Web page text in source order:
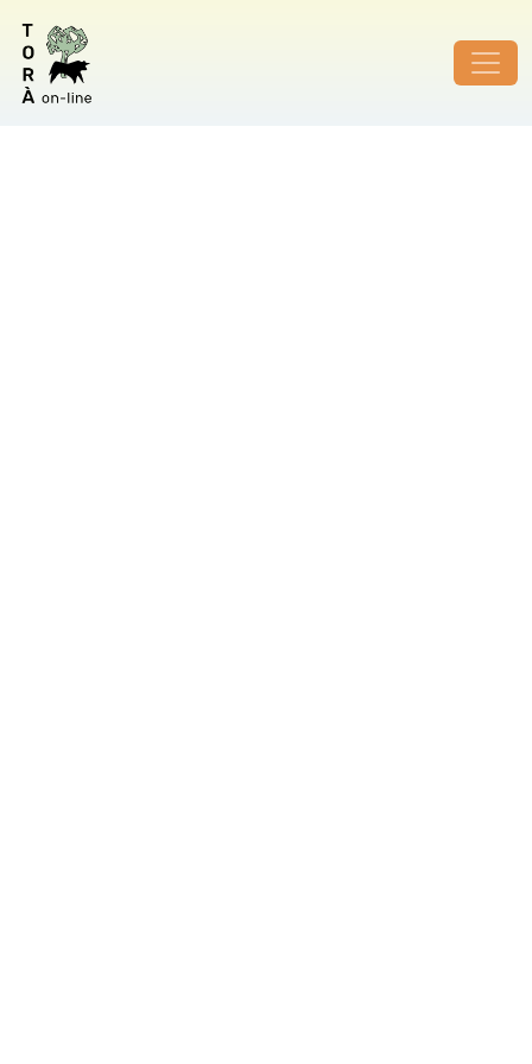
ID de foto no vàlid